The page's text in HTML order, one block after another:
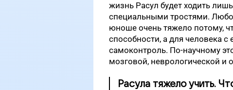
жизнь Расул будет ходить
специальными тростями.
юноше очень тяжело потому,
способности, а для человека
самоконтроль. По-научному
мозговой, неврологической и
Расула тяжело учить.